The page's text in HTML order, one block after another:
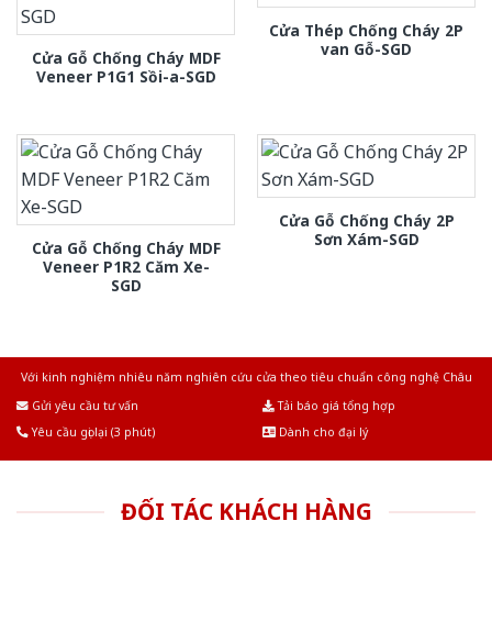
Cửa Gỗ Chống Cháy MDF
Veneer P1G1 Sồi-a-SGD
Cửa Thép Chống Cháy 2P
van Gỗ-SGD
Cửa Gỗ Chống Cháy MDF
Veneer P1R2 Căm Xe-
SGD
Cửa Gỗ Chống Cháy 2P
Sơn Xám-SGD
Với kinh nghiệm nhiêu năm nghiên cứu cửa theo tiêu chuẩn công nghệ Châu
Gửi yêu cầu tư vấn
Tải báo giá tổng hợp
Yêu cầu gọi lại (3 phút)
Dành cho đại lý
ĐỐI TÁC KHÁCH HÀNG